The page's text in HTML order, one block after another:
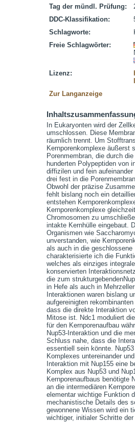
Tag der mündl. Prüfung:
DDC-Klassifikation:
Schlagworte:
Freie Schlagwörter:
Lizenz:
Zur Langanzeige
In Eukaryonten wird der
umschlossen. Diese
räumlich trennt. Um
Kernporenkomplexe äußerst
Porenmembran, die durch
hunderten Polypeptiden von
diffizilen und fein
drei fest in die
Obwohl der präzise
fehlt bislang noch ein
entstehen
Kernporenkomplexe
Chromosomen zu
intakte Kernhülle eingebaut.
Organismen wie
unverstanden, wie
als auch in die geschlossene
charakterisierte ich die
welches als einziges
konservierten
die zum
in Hefe als auch in
Interaktionen waren bislang
aufgereinigten
dass die direkte Interaktion
Mitose ist. Ndc1 moduliert
für den Kernporenaufbau
Nup53-Interaktion und die
Schluss nahe, dass die
essentiell sein könnte.
Komplexes untereinander
Interaktion mit Nup155 eine
Komplex aus Nup53 und
Kernporenaufbaus benötigte
an die intermediären
elementar wichtige Funktion
mechanistische Details des
gewonnene Wissen wird ein
wichtiger, initialer Schritte